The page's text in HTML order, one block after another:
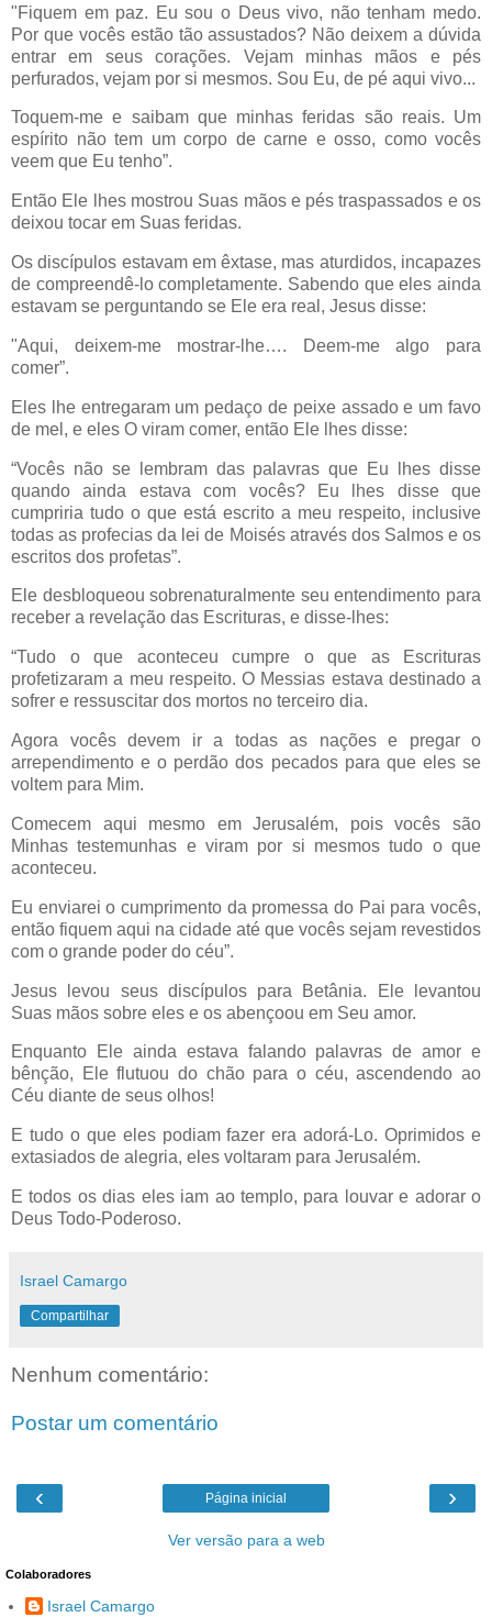
"Fiquem em paz. Eu sou o Deus vivo, não tenham medo.
Por que vocês estão tão assustados? Não deixem a dúvida
entrar em seus corações. Vejam minhas mãos e pés
perfurados, vejam por si mesmos. Sou Eu, de pé aqui vivo...
Toquem-me e saibam que minhas feridas são reais. Um
espírito não tem um corpo de carne e osso, como vocês
veem que Eu tenho”.
Então Ele lhes mostrou Suas mãos e pés traspassados e os
deixou tocar em Suas feridas.
Os discípulos estavam em êxtase, mas aturdidos, incapazes
de compreendê-lo completamente. Sabendo que eles ainda
estavam se perguntando se Ele era real, Jesus disse:
"Aqui, deixem-me mostrar-lhe…. Deem-me algo para
comer”.
Eles lhe entregaram um pedaço de peixe assado e um favo
de mel, e eles O viram comer, então Ele lhes disse:
“Vocês não se lembram das palavras que Eu lhes disse
quando ainda estava com vocês? Eu lhes disse que
cumpriria tudo o que está escrito a meu respeito, inclusive
todas as profecias da lei de Moisés através dos Salmos e os
escritos dos profetas”.
Ele desbloqueou sobrenaturalmente seu entendimento para
receber a revelação das Escrituras, e disse-lhes:
“Tudo o que aconteceu cumpre o que as Escrituras
profetizaram a meu respeito. O Messias estava destinado a
sofrer e ressuscitar dos mortos no terceiro dia.
Agora vocês devem ir a todas as nações e pregar o
arrependimento e o perdão dos pecados para que eles se
voltem para Mim.
Comecem aqui mesmo em Jerusalém, pois vocês são
Minhas testemunhas e viram por si mesmos tudo o que
aconteceu.
Eu enviarei o cumprimento da promessa do Pai para vocês,
então fiquem aqui na cidade até que vocês sejam revestidos
com o grande poder do céu”.
Jesus levou seus discípulos para Betânia. Ele levantou
Suas mãos sobre eles e os abençoou em Seu amor.
Enquanto Ele ainda estava falando palavras de amor e
bênção, Ele flutuou do chão para o céu, ascendendo ao
Céu diante de seus olhos!
E tudo o que eles podiam fazer era adorá-Lo. Oprimidos e
extasiados de alegria, eles voltaram para Jerusalém.
E todos os dias eles iam ao templo, para louvar e adorar o
Deus Todo-Poderoso.
Israel Camargo
Compartilhar
Nenhum comentário:
Postar um comentário
‹ ›
Página inicial
Ver versão para a web
Colaboradores
Israel Camargo